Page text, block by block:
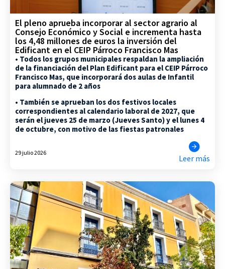
El pleno aprueba incorporar al sector agrario al
Consejo Económico y Social e incrementa hasta
los 4,48 millones de euros la inversión del
Edificant en el CEIP Párroco Francisco Mas
• Todos los grupos municipales respaldan la ampliación
de la financiación del Plan Edificant para el CEIP Párroco
Francisco Mas, que incorporará dos aulas de Infantil
para alumnado de 2 años
• También se aprueban los dos festivos locales
correspondientes al calendario laboral de 2027, que
serán el jueves 25 de marzo (Jueves Santo) y el lunes 4
de octubre, con motivo de las fiestas patronales
29 julio 2026
Leer más